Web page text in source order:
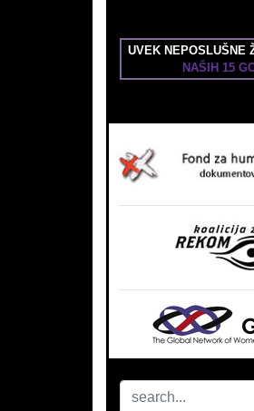
UVEK NEPOSLUŠNE
NAŠIH 15